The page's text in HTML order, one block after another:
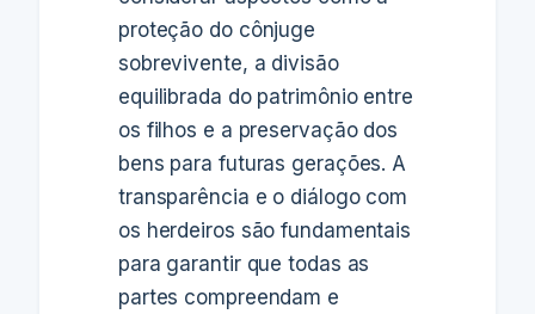
proteção do cônjuge
sobrevivente, a divisão
equilibrada do patrimônio entre
os filhos e a preservação dos
bens para futuras gerações. A
transparência e o diálogo com
os herdeiros são fundamentais
para garantir que todas as
partes compreendam e